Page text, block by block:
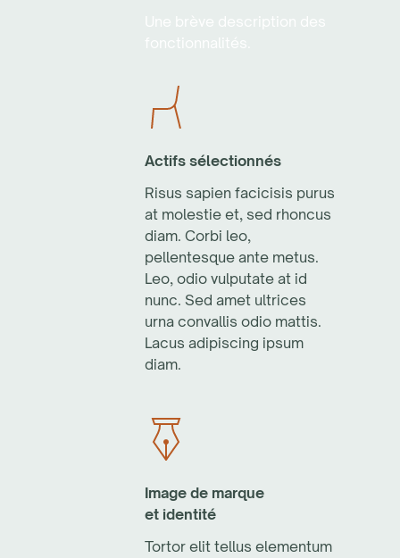
Actifs sélectionnés
Risus sapien facicisis purus
at molestie et, sed rhoncus
diam. Corbi leo,
pellentesque ante metus.
Leo, odio vulputate at id
nunc. Sed amet ultrices
urna convallis odio mattis.
Lacus adipiscing ipsum
diam.
Image de marque
et identité
Tortor elit tellus elementum